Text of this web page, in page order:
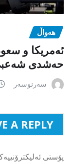
هەواڵ
ئەمریکا و
حەشدی
سەرنوسەر
A REPLY
پۆستی